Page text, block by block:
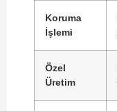
Koruma
İşlemi
Özel
Üretim